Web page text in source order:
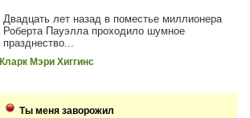
Двадцать лет назад в поместье миллионера
Роберта Пауэлла проходило шумное
празднество...
Кларк Мэри Хиггинс
Ты меня заворожил